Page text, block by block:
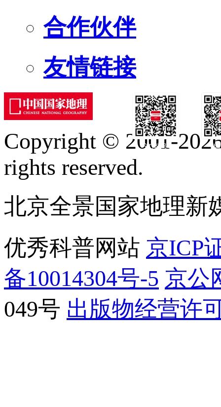
合作伙伴
友情链接
订阅号
Copyright © 2001-
rights reserved.
北京全景国家地理新
优秀科普网站 京ICP
备10014304号-5 京公
049号 出版物经营许